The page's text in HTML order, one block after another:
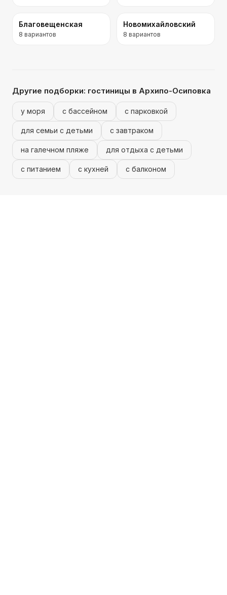
Благовещенская
8 вариантов
Новомихайловский
8 вариантов
Другие подборки: гостиницы в Архипо-Осиповка
у моря с бассейном с парковкой
для семьи с детьми с завтраком
на галечном пляже для отдыха с детьми
с питанием с кухней с балконом